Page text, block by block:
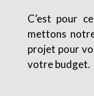
C’est pour
mettons
projet pour
votre budget.